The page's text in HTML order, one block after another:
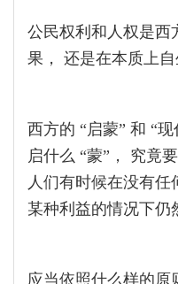
公民权利和人权是西
果， 还是在本质上自
西方的 “启蒙” 和 “
启什么 “蒙”， 究竟
人们有时候在没有
某种利益的情况下仍
应当依照什么样的原